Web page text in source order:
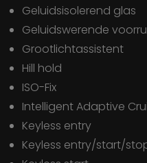
Geluidsisolerend glas
Geluidswerende
Grootlichtassistent
Hill hold
ISO-Fix
Intelligent Adaptive
Keyless entry
Keyless entry/start/